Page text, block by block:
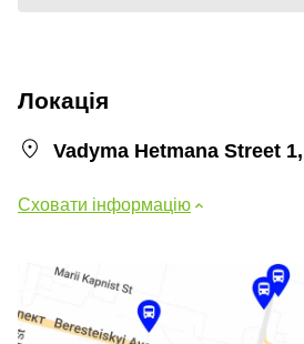
Локація
Vadyma Hetmana Street
Сховати інформацію